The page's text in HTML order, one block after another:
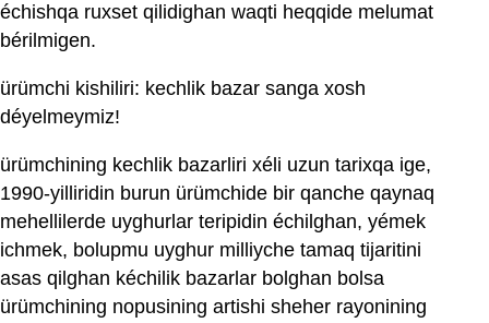
échishqa ruxset qilidighan waqti heqqide melumat
bérilmigen.
ürümchi kishiliri: kechlik bazar sanga xosh
déyelmeymiz!
ürümchining kechlik bazarliri xéli uzun tarixqa ige,
1990-yilliridin burun ürümchide bir qanche qaynaq
mehellilerde uyghurlar teripidin échilghan, yémek
ichmek, bolupmu uyghur milliyche tamaq tijaritini
asas qilghan kéchilik bazarlar bolghan bolsa
ürümchining nopusining artishi sheher rayonining